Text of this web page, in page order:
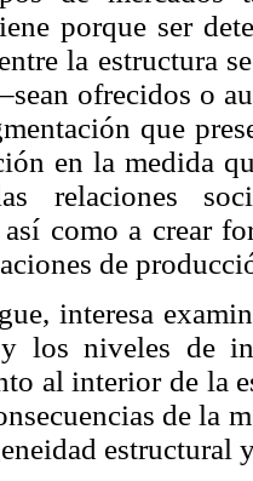
porque ser
la estructura
ofrecidos o
que
en la medida
relaciones
como a crear
de
interesa
los niveles de
al interior de la
de la
estructural